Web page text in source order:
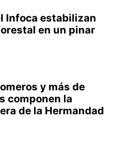
Infoca estabilizan
en un pinar
y más de
componen la
de la Hermandad